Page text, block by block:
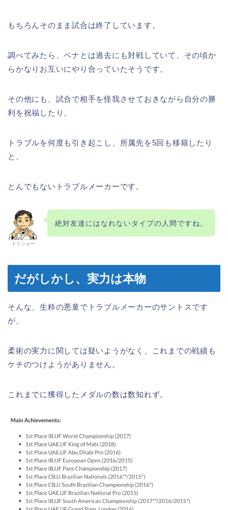
もちろんそのまま試合は終了しています。
調べてみたら、ペナとは過去にも対戦していて、その頃か
らかなりお互いにやり合っていたそうです。
その他にも、試合で相手を怪我させておきながら自分の勝
利を祝福したり、
トラブルを何度も引き起こし、所属先を5回も移籍したり
と、
とんでもないトラブルメーカーです。
トミショー
絶対友達にはなれないタイプの人間ですね。
だがしかし、実力は本物
そんな、生粋の悪童でトラブルメーカーのサントスです
が、
柔術の実力に関しては疑いようがなく、これまでの戦績も
ケチのつけようがありません。
これまでに獲得したメダルの数は数知れず。